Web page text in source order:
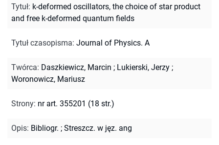
Tytuł: k-deformed oscillators, the choice of star product
and free k-deformed quantum fields
Tytuł czasopisma: Journal of Physics. A
Twórca: Daszkiewicz, Marcin ; Lukierski, Jerzy ;
Woronowicz, Mariusz
Strony: nr art. 355201 (18 str.)
Opis: Bibliogr. ; Streszcz. w jęz. ang